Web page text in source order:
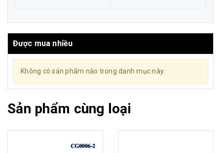
Được mua nhiều
Không có sản phẩm nào trong danh mục này.
Sản phẩm cùng loại